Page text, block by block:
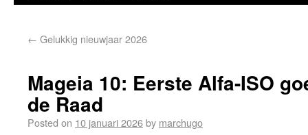
← Gelukkig nieuwjaar 2026
Mageia 10: Eerste Alfa-ISO
de Raad
Posted on 10 januari 2026by marchugo